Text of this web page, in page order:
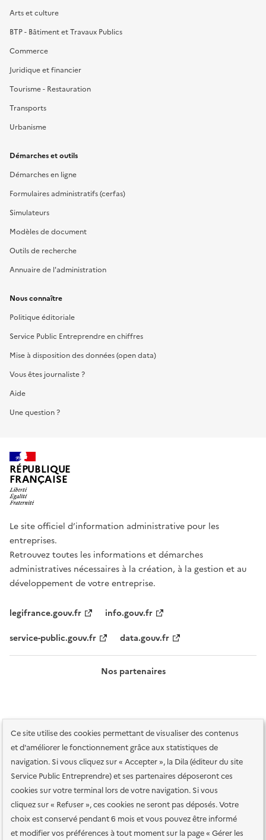
Ce site utilise des cookies permettant de visualiser des contenus
et d'améliorer le fonctionnement grâce aux statistiques de
navigation. Si vous cliquez sur « Accepter », la Dila (éditeur du site
Service Public Entreprendre) et ses partenaires déposeront ces
cookies sur votre terminal lors de votre navigation. Si vous
cliquez sur « Refuser », ces cookies ne seront pas déposés. Votre
choix est conservé pendant 6 mois et vous pouvez être informé
et modifier vos préférences à tout moment sur la page « Gérer les
Arts et culture
BTP - Bâtiment et Travaux Publics
Commerce
Juridique et financier
Tourisme - Restauration
Transports
Urbanisme
Démarches et outils
Démarches en ligne
Formulaires administratifs (cerfas)
Simulateurs
Modèles de document
Outils de recherche
Annuaire de l'administration
Nous connaître
Politique éditoriale
Service Public Entreprendre en chiffres
Mise à disposition des données (open data)
Vous êtes journaliste ?
Aide
Une question ?
RÉPUBLIQUE
FRANÇAISE
Le site officiel d’information administrative pour les
entreprises.
Retrouvez toutes les informations et démarches
administratives nécessaires à la création, à la gestion et au
développement de votre entreprise.
legifrance.gouv.fr
info.gouv.fr
service-public.gouv.fr
data.gouv.fr
Nos partenaires
Plan du site Accessibilité : totalement conforme
Accessibilité des
services en ligne
Mentions légales Données personnelles et sécurité
Conditions générales d'utilisation
Gestion des cookies